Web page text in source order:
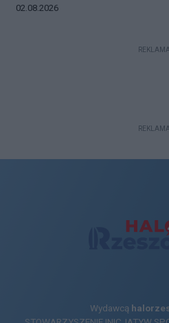
Data dodania galerii:
02.08.2026
REKLAMA
Wydawcą